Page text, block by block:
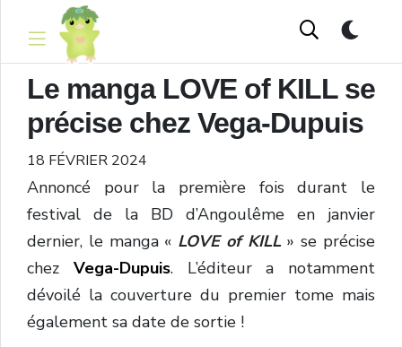
Le manga LOVE of KILL se
précise chez Vega-Dupuis
18 FÉVRIER 2024
Annoncé pour la première fois durant le
festival de la BD d’Angoulême en janvier
dernier, le manga « LOVE of KILL» se précise
chez Vega-Dupuis. L’éditeur a notamment
dévoilé la couverture du premier tome mais
également sa date de sortie !